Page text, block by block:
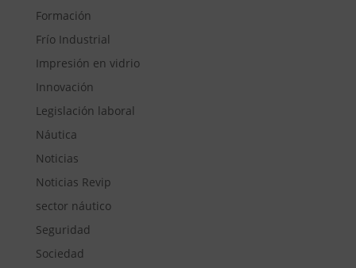
Formación
Frío Industrial
Impresión en vidrio
Innovación
Legislación laboral
Náutica
Noticias
Noticias Revip
sector náutico
Seguridad
Sociedad